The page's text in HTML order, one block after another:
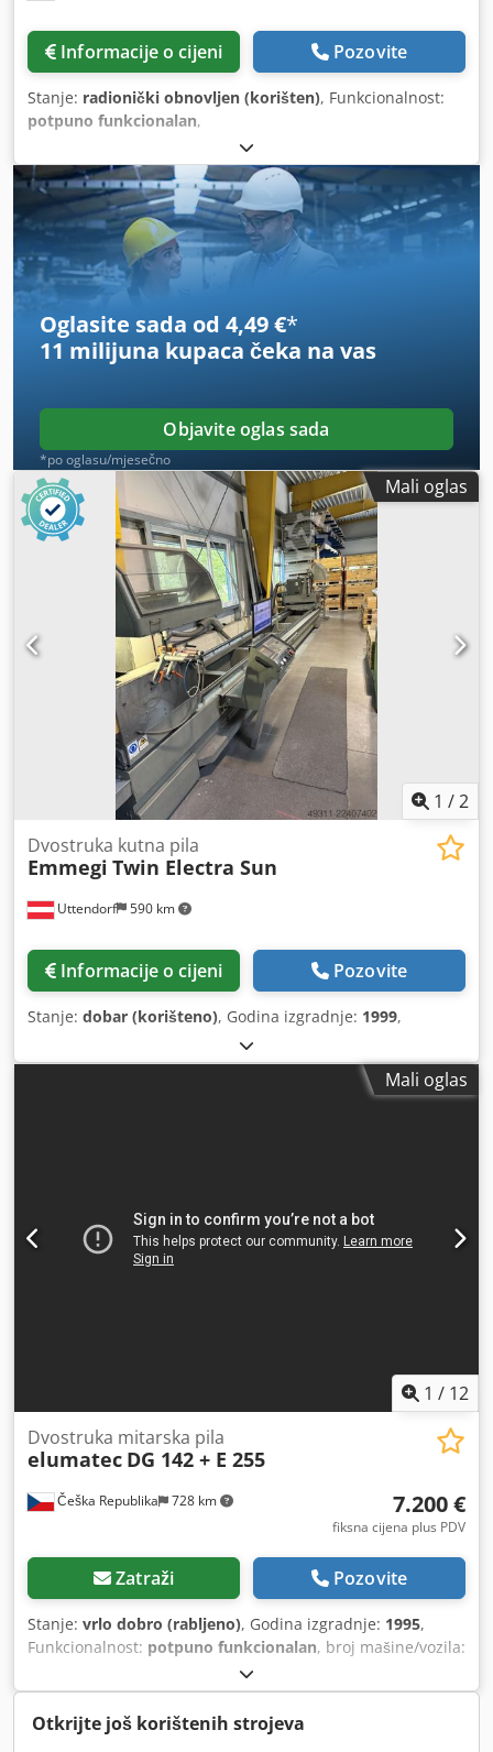
Informacije o cijeni Pozovite
Stanje: radionički obnovljen (korišten), Funkcionalnost:
potpuno funkcionalan,
Oglasite sada od 4,49 €*
11 milijuna kupaca čeka na vas
Objavite oglas sada
*po oglasu/mjesečno
Mali oglas
1 /2
Uttendorf 590 km
Dvostruka kutna pila
Emmegi Twin Electra Sun
Informacije o cijeni Pozovite
Stanje: dobar (korišteno), Godina izgradnje: 1999,
Mali oglas
1 / 12
Češka Republika 728 km
Dvostruka mitarska pila
elumatec DG 142 + E 255
7.200 €
fiksna cijena plus PDV
Zatraži Pozovite
Stanje: vrlo dobro (rabljeno), Godina izgradnje: 1995,
Funkcionalnost: potpuno funkcionalan, broj mašine/vozila:
, dužina rezanja (maks.):
pile:500 mm, pritisak:7 šipka,
Otkrijte još korištenih strojeva